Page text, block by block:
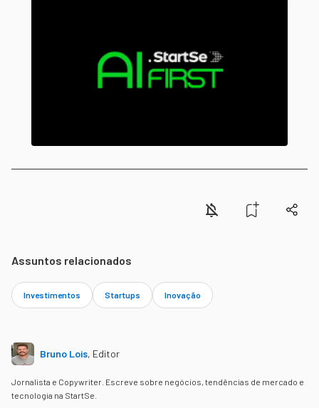
Assuntos relacionados
Investimentos Startups Inovação
Bruno Lois, Editor
Jornalista e Copywriter. Escreve sobre negócios, tendências de mercado e
tecnologia na StartSe.